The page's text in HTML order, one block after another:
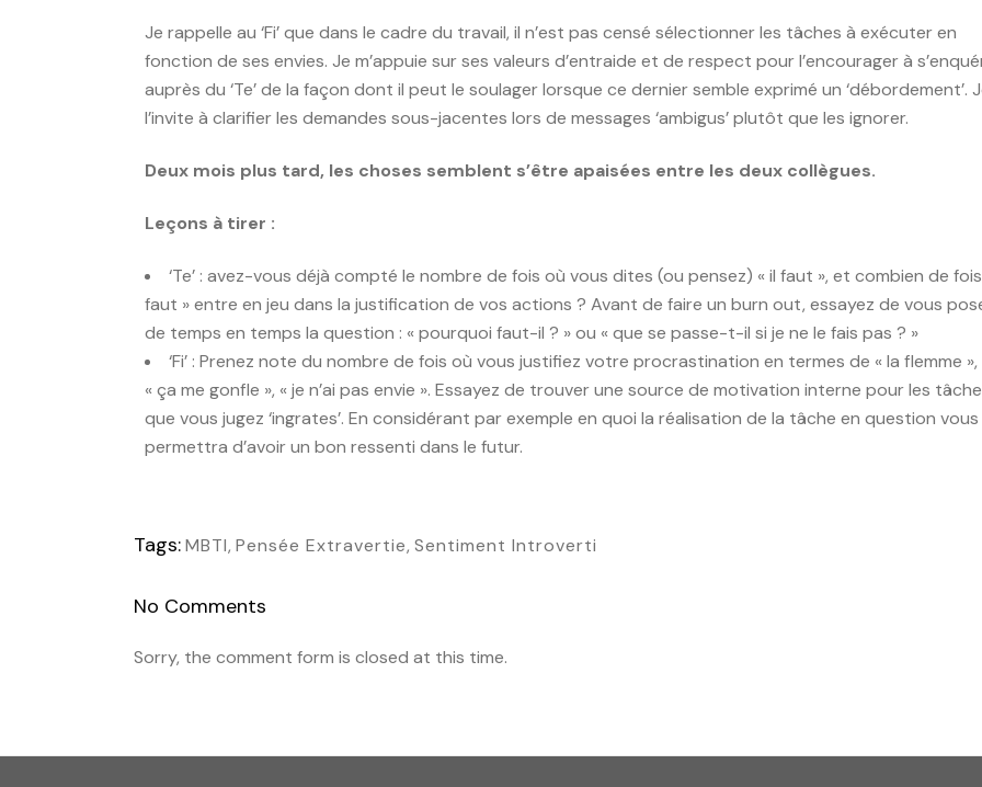
Je rappelle au ‘Fi’ que dans le cadre du travail, il n’est pas censé sélectionner les tâches à exécuter en
fonction de ses envies. Je m’appuie sur ses valeurs d’entraide et de respect pour l’encourager à
auprès du ‘Te’ de la façon dont il peut le soulager lorsque ce dernier semble exprimé un ‘débordement’.
l’invite à clarifier les demandes sous-jacentes lors de messages ‘ambigus’ plutôt que les ignorer.
Deux mois plus tard, les choses semblent s’être apaisées entre les deux collègues.
Leçons à tirer :
‘Te’ : avez-vous déjà compté le nombre de fois où vous dites (ou pensez) « il faut », et combien de fois
faut » entre en jeu dans la justification de vos actions ? Avant de faire un burn out, essayez de vous
de temps en temps la question : « pourquoi faut-il ? » ou « que se passe-t-il si je ne le fais pas ? »
‘Fi’ : Prenez note du nombre de fois où vous justifiez votre procrastination en termes de « la flemme »,
« ça me gonfle », « je n’ai pas envie ». Essayez de trouver une source de motivation interne pour les
que vous jugez ‘ingrates’. En considérant par exemple en quoi la réalisation de la tâche en question vous
permettra d’avoir un bon ressenti dans le futur.
Tags:MBTI, Pensée Extravertie, Sentiment Introverti
No Comments
Sorry, the comment form is closed at this time.